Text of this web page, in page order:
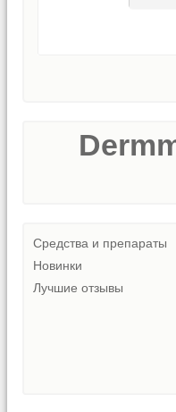
Средства и препараты
Новинки
Лучшие отзывы